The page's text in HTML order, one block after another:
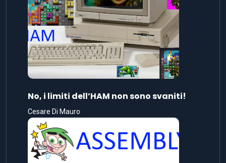
No, i limiti dell’HAM non sono svaniti!
Cesare Di Mauro